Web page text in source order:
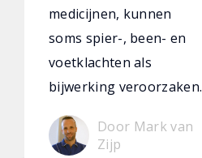
medicijnen, kunnen
soms spier-, been- en
voetklachten als
bijwerking veroorzaken.
Door Mark van
Zijp